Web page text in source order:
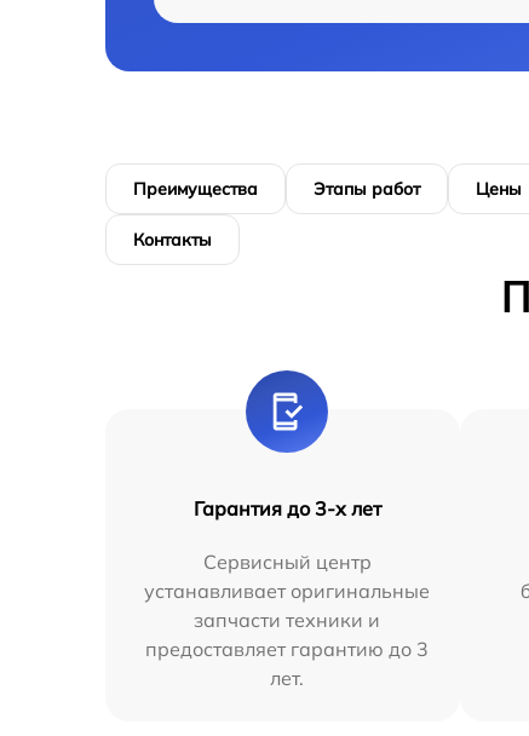
Преимущества Этапы работ Цены
Контакты
Гарантия до 3-х лет
Сервисный центр
устанавливает оригинальные
запчасти техники и
предоставляет гарантию до 3
лет.